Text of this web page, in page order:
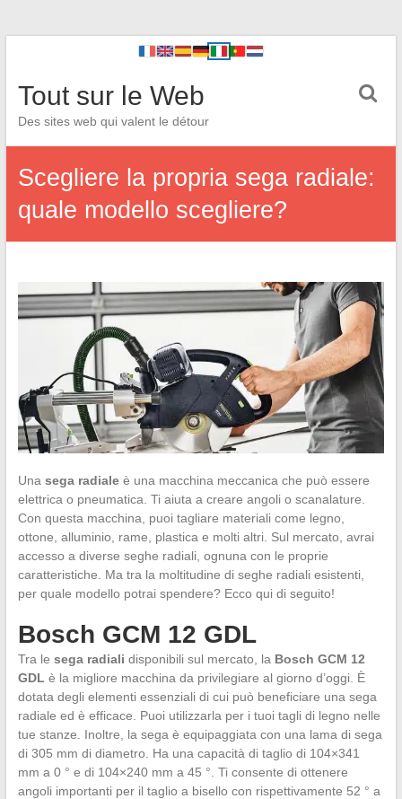
Tout sur le Web
Des sites web qui valent le détour
Scegliere la propria sega radiale:
quale modello scegliere?
Una sega radialeè una macchina meccanica che può essere
elettrica o pneumatica. Ti aiuta a creare angoli o scanalature.
Con questa macchina, puoi tagliare materiali come legno,
ottone, alluminio, rame, plastica e molti altri. Sul mercato, avrai
accesso a diverse seghe radiali, ognuna con le proprie
caratteristiche. Ma tra la moltitudine di seghe radiali esistenti,
per quale modello potrai spendere? Ecco qui di seguito!
Bosch GCM 12 GDL
Tra le sega radiali disponibili sul mercato, la Bosch GCM 12
GDL è la migliore macchina da privilegiare al giorno d’oggi. È
dotata degli elementi essenziali di cui può beneficiare una sega
radiale ed è efficace. Puoi utilizzarla per i tuoi tagli di legno nelle
tue stanze. Inoltre, la sega è equipaggiata con una lama di sega
di 305 mm di diametro. Ha una capacità di taglio di 104×341
mm a 0 ° e di 104×240 mm a 45 °. Ti consente di ottenere
angoli importanti per il taglio a bisello con rispettivamente 52 ° a